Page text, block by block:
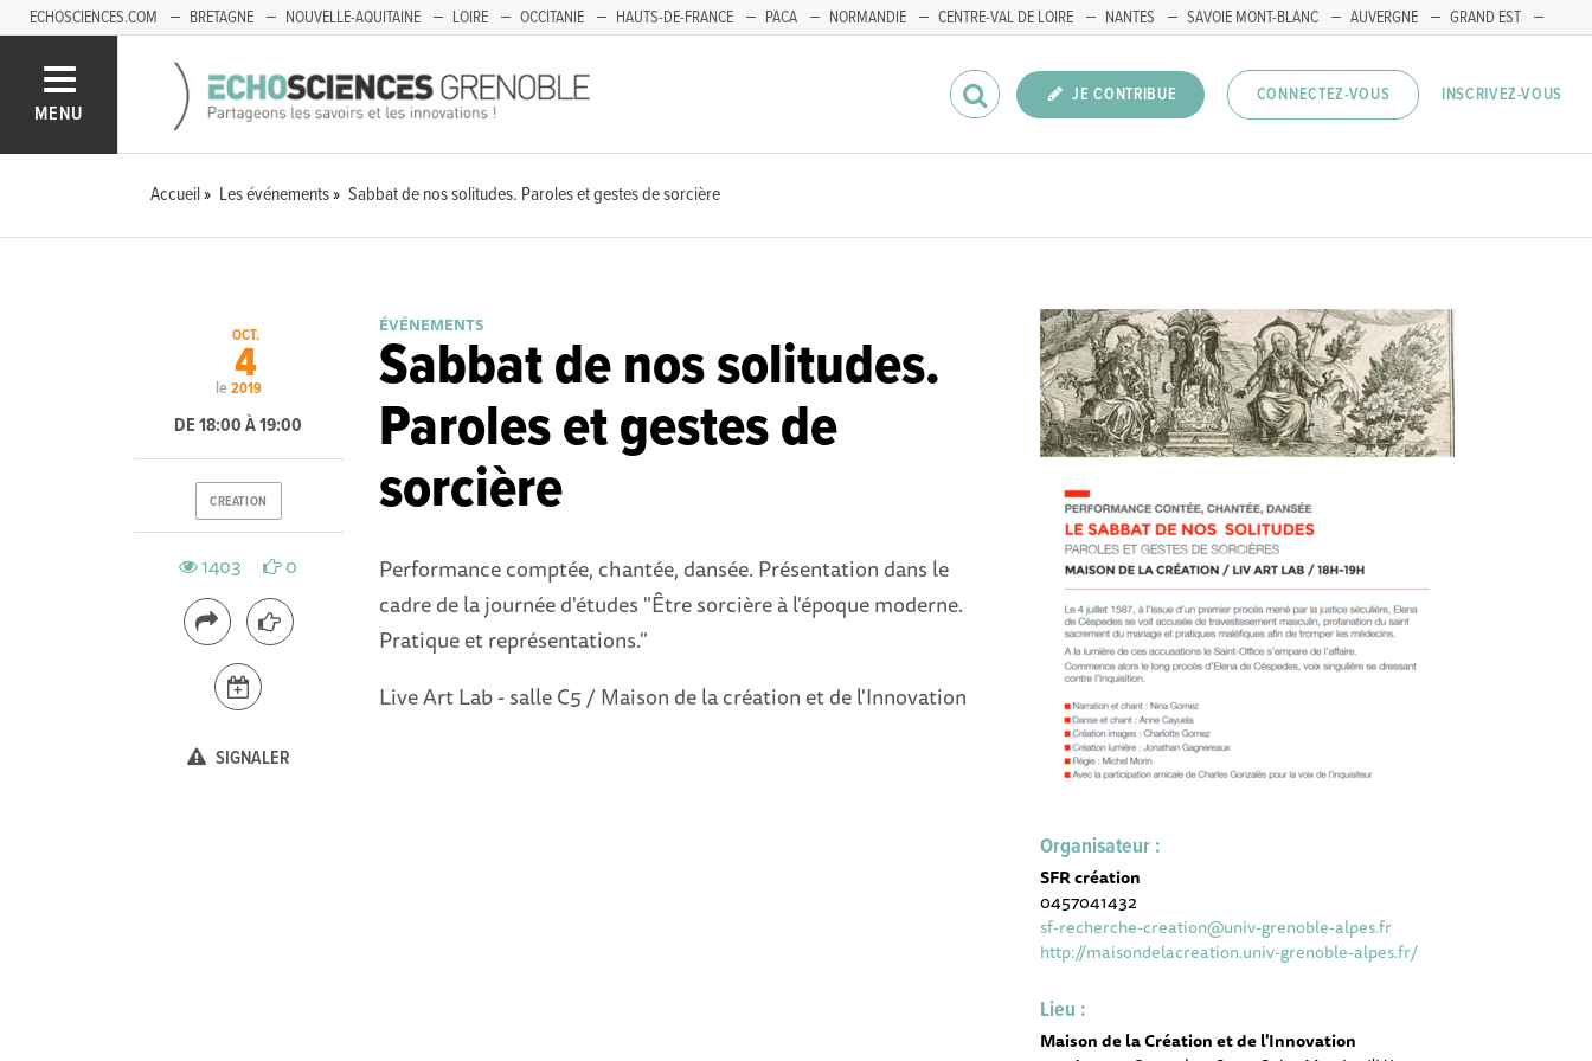
ECHOSCIENCES.COM BRETAGNE NOUVELLE-AQUITAINE LOIRE OCCITANIE HAUTS-DE-FRANCE PACA NORMANDIE CENTRE-VAL DE LOIRE NANTES SAVOIE MONT-BLANC AUVERGNE
GRAND EST
MENU
JE CONTRIBUE CONNECTEZ-VOUS INSCRIVEZ-VOUS
Accueil Les événements Sabbat de nos solitudes. Paroles et gestes de sorcière
ÉVÉNEMENTS
Sabbat de nos solitudes.
Paroles et gestes de
sorcière
Performance comptée, chantée, dansée. Présentation dans le
cadre de la journée d'études "Être sorcière à l'époque moderne.
Pratique et représentations."
Live Art Lab - salle C5 / Maison de la création et de l'Innovation
Organisateur :
SFR création
0457041432
sf-recherche-creation@univ-grenoble-alpes.fr
http://maisondelacreation.univ-grenoble-alpes.fr/
Lieu :
Maison de la Création et de l'Innovation
le
OCT.
4
2019
DE 18:00 À 19:00
CREATION
1403 0
SIGNALER